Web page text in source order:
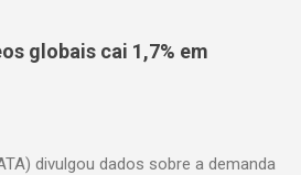
globais cai 1,7% em
divulgou dados sobre a demanda